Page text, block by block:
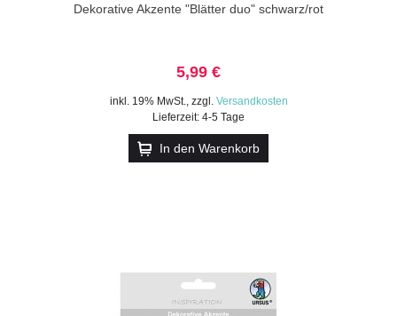
Dekorative Akzente "Blätter duo" schwarz/rot
5,99 €
inkl. 19% MwSt., zzgl. Versandkosten
Lieferzeit: 4-5 Tage
In den Warenkorb